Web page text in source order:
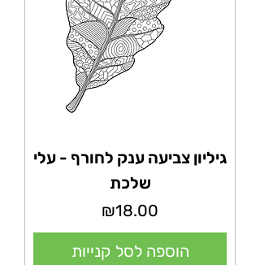
גיליון צביעה ענק לחורף - עלי
שלכת
מחיר
₪18.00
הוספה לסל קנייות